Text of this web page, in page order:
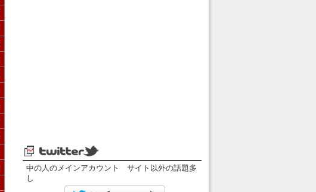
twitter
中の人のメインアカウント サイト以外の話題多
し